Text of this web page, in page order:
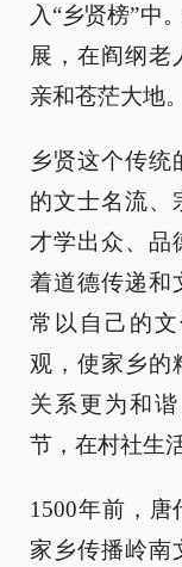
入“乡贤榜”中
展，在阎纲老
亲和苍茫大地。
乡贤这个传统
的文士名流、
才学出众、品
着道德传递和
常以自己的
观，使家乡的
关系更为和
节，在村社生
1500年前，
家乡传播岭南